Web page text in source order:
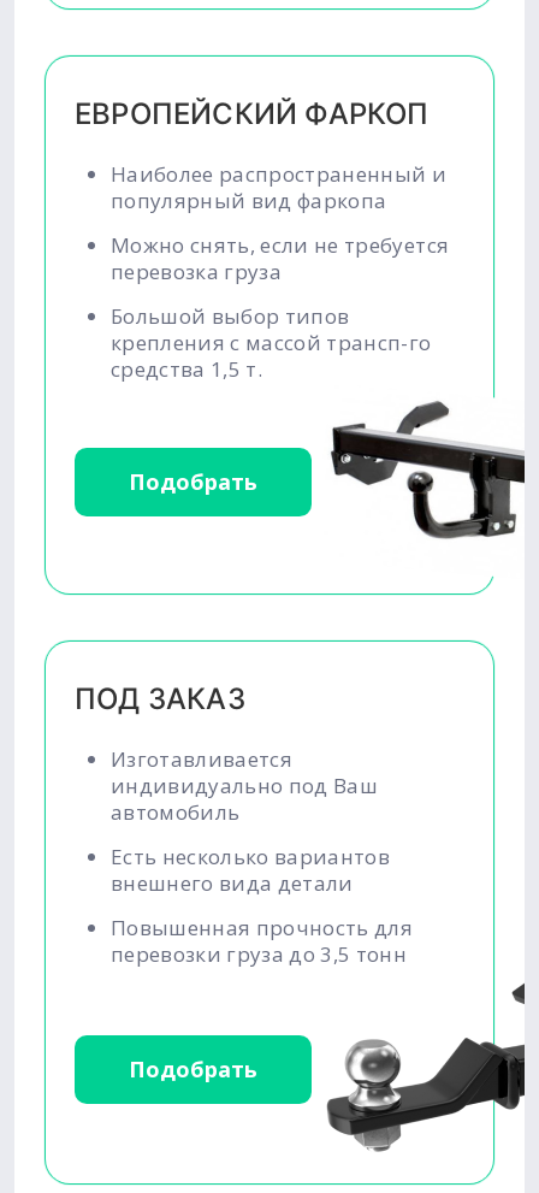
ЕВРОПЕЙСКИЙ ФАРКОП
Наиболее распространенный и
популярный вид фаркопа
Можно снять, если не требуется
перевозка груза
Большой выбор типов
крепления с массой трансп-го
средства 1,5 т.
Подобрать
ПОД ЗАКАЗ
Изготавливается
индивидуально под Ваш
автомобиль
Есть несколько вариантов
внешнего вида детали
Повышенная прочность для
перевозки груза до 3,5 тонн
Подобрать